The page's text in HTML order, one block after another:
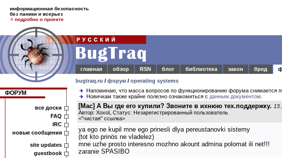
информационная безопасность
без паники и всерьез
подробно о проекте
главная
обзор RSN блог библиотека закон бред
bugtraq.ru / форум / operating systems
ФОРУМ
все доски
FAQ
IRC
новые сообщения
site updates
guestbook
Напоминаю, что масса вопросов по функционированию форума снимается
Новичкам также крайне полезно ознакомиться с данным документом
[Mac] А Вы где его купили? Звоните в ихнюю тех.поддержку.
Автор: XoxoL Статус: Незарегистрированный пользователь
<"чистая" ссылка>
ya ego ne kupil mne ego prinesli dlya pereustanovki sistemy
(tot kto prinös ne vladelez)
mne uzhe prosto interesno mozhno akount admina polomat ili net!!!
zaranie SPASIBO